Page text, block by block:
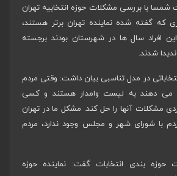
شمسا با بررسی مشکلات حوزه انتخابیه تهران
که گفته شده نماینده تهران برتر هستند،
افراد سال ها در شهرستان بودند برجسته
شدند.
در مدل تناسبی بیان داشت: وقتی مردم
می دهند به لیست وامدار هستند و کسی
مشکلات آنها را حل کند. مشکل ما در تهران
با شورای شهر و مجلس وجود ندارد، مردم
حوزه بندی انتخابات گفت: نماینده حوزه